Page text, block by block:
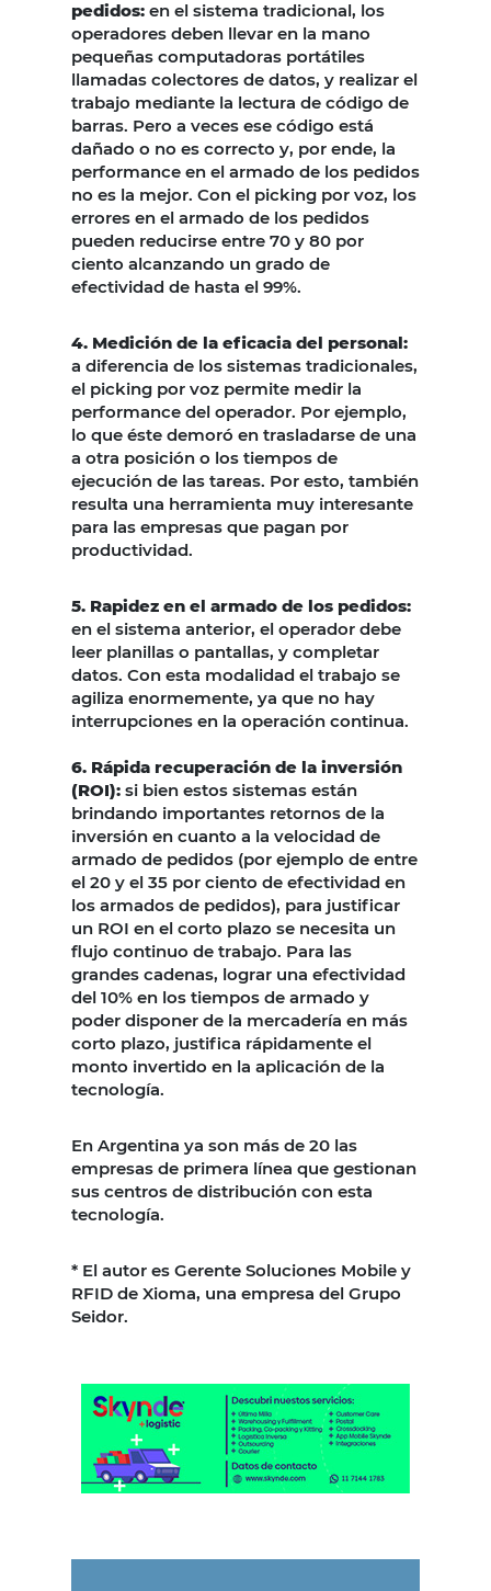
pedidos: en el sistema tradicional, los
operadores deben llevar en la mano
pequeñas computadoras portátiles
llamadas colectores de datos, y realizar el
trabajo mediante la lectura de código de
barras. Pero a veces ese código está
dañado o no es correcto y, por ende, la
performance en el armado de los pedidos
no es la mejor. Con el picking por voz, los
errores en el armado de los pedidos
pueden reducirse entre 70 y 80 por
ciento alcanzando un grado de
efectividad de hasta el 99%.
4. Medición de la eficacia del personal:
a diferencia de los sistemas tradicionales,
el picking por voz permite medir la
performance del operador. Por ejemplo,
lo que éste demoró en trasladarse de una
a otra posición o los tiempos de
ejecución de las tareas. Por esto, también
resulta una herramienta muy interesante
para las empresas que pagan por
productividad.
5. Rapidez en el armado de los pedidos:
en el sistema anterior, el operador debe
leer planillas o pantallas, y completar
datos. Con esta modalidad el trabajo se
agiliza enormemente, ya que no hay
interrupciones en la operación continua.
6. Rápida recuperación de la inversión
(ROI): si bien estos sistemas están
brindando importantes retornos de la
inversión en cuanto a la velocidad de
armado de pedidos (por ejemplo de entre
el 20 y el 35 por ciento de efectividad en
los armados de pedidos), para justificar
un ROI en el corto plazo se necesita un
flujo continuo de trabajo. Para las
grandes cadenas, lograr una efectividad
del 10% en los tiempos de armado y
poder disponer de la mercadería en más
corto plazo, justifica rápidamente el
monto invertido en la aplicación de la
tecnología.
En Argentina ya son más de 20 las
empresas de primera línea que gestionan
sus centros de distribución con esta
tecnología.
* El autor es Gerente Soluciones Mobile y
RFID de Xioma, una empresa del Grupo
Seidor.